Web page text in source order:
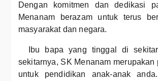
Dengan komitmen dan dedikasi
Menanam berazam untuk terus
masyarakat dan negara.
Ibu bapa yang tinggal di
sekitarnya, SK Menanam
untuk pendidikan anak-anak